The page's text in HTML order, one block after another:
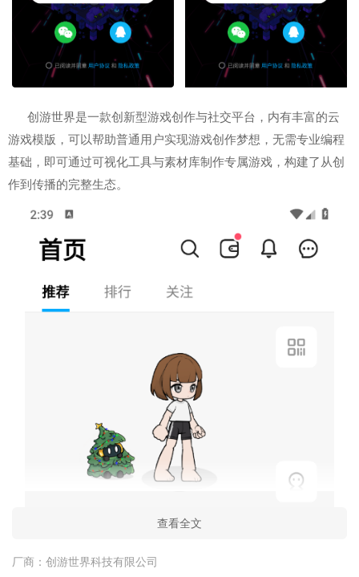
创游世界是一款创新型游戏创作与社交平台，内有丰富的云
游戏模版，可以帮助普通用户实现游戏创作梦想，无需专业编程
基础，即可通过可视化工具与素材库制作专属游戏，构建了从创
作到传播的完整生态。
查看全文
厂商： 创游世界科技有限公司